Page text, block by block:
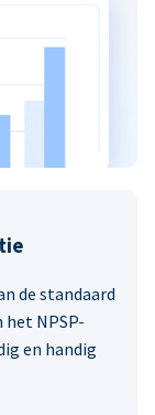
de standaard
NPSP-
en handig